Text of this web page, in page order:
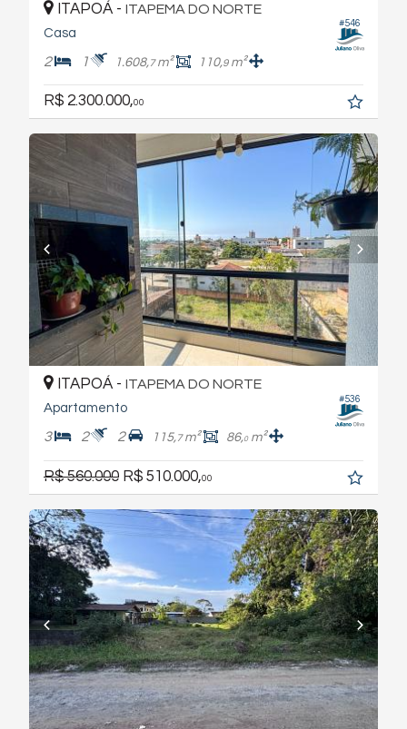
#546
ITAPOÁ - ITAPEMA DO NORTE
Casa
2 1 1.608,7m² 110,9m²
R$ 2.300.000,00
#536
ITAPOÁ - ITAPEMA DO NORTE
Apartamento
3 2 2 115,7m² 86,0m²
R$ 560.000 R$ 510.000,00